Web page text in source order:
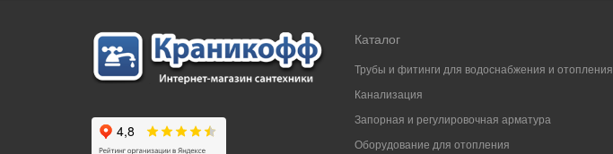
Каталог
Трубы и фитинги для водоснабжения и отопления
Канализация
Запорная и регулировочная арматура
Оборудование для отопления